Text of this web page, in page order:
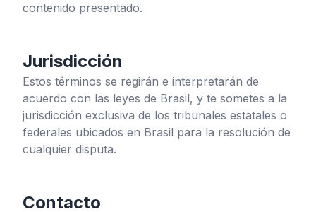
contenido presentado.
Jurisdicción
Estos términos se regirán e interpretarán de
acuerdo con las leyes de Brasil, y te sometes a la
jurisdicción exclusiva de los tribunales estatales o
federales ubicados en Brasil para la resolución de
cualquier disputa.
Contacto